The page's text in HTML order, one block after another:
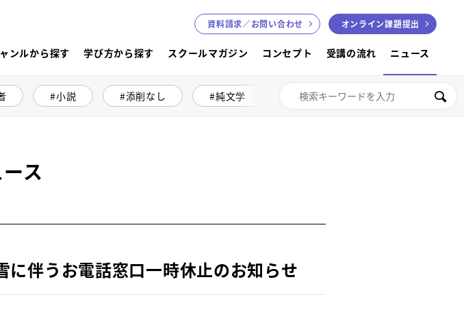
ンルから探す 学び方から探す スクールマガジン コンセプト 受講の流れ ニュース
資料請求／お問い合わせ オンライン課題提出
小説 添削なし 純文学 絵本講座 色鉛筆画
ス
に伴うお電話窓口一時休止のお知らせ